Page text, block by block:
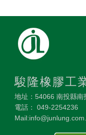
駿隆橡膠工
地址：54066 南投縣
電話： 049-